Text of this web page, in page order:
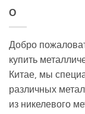
О
Добро
купить
Китае, мы
различных
из никелевого